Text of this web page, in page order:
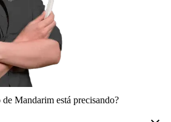
Mandarim está precisando?